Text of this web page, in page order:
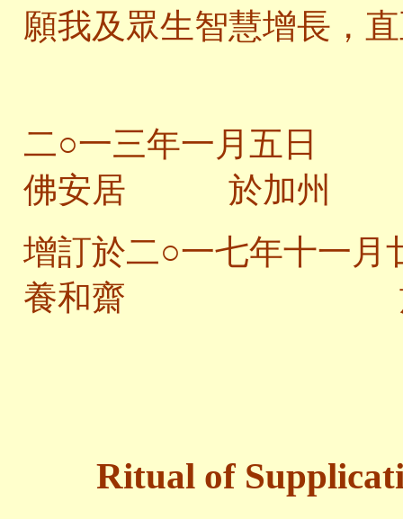
願我及眾生智慧增長，
二○一三年一月五日
佛安居 於加州
增訂於二○一七年十一月
養和齋 於
Ritual of